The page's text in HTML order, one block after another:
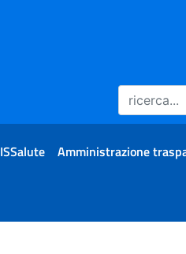
ISSalute Amministrazione